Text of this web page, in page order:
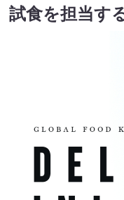
試食を担当す